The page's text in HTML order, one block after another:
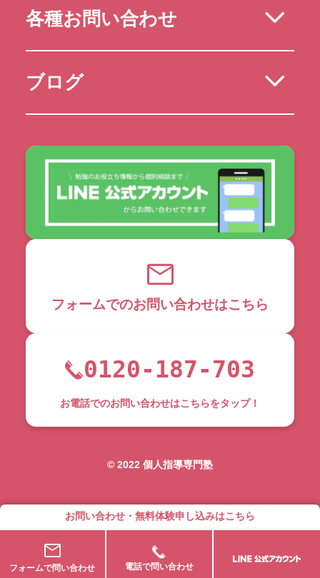
お問い合わせ・無料体験申し込みはこちら
フォームで問い合わせ 電話で問い合わせ
各種お問い合わせ
ブログ
フォームでのお問い合わせはこちら
0120-187-703
お電話でのお問い合わせはこちらをタップ！
©︎ 2022 個人指導専門塾